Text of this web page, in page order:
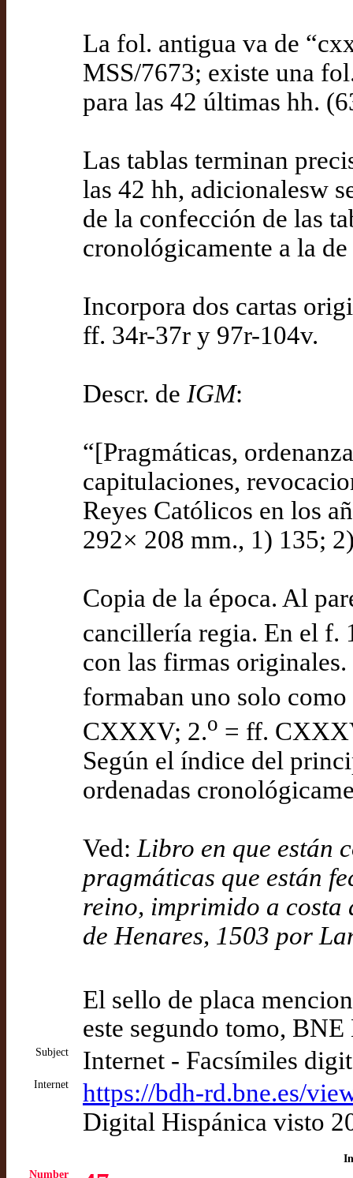
La fol. antigua va de
MSS/7673; existe una
para las 42 últimas hh.
Las tablas terminan
las 42 hh, adicionalesw
de la confección de las
cronológicamente a la
Incorpora dos cartas
ff. 34r-37r y 97r-104v.
Descr. de IGM:
“[Pragmáticas,
capitulaciones,
Reyes Católicos en los
292× 208 mm., 1) 135;
Copia de la época. Al
cancillería regia. En el f.
con las firmas
formaban uno solo
CXXXV; 2.o = ff.
Según el índice del
ordenadas
Ved: Libro en que están
pragmáticas que están
reino, imprimido a
de Henares, 1503 por
El sello de placa
este segundo tomo,
Subject Internet - Facsímiles
Internet
https://bdh-rd.bne.es/
Digital Hispánica visto
Number